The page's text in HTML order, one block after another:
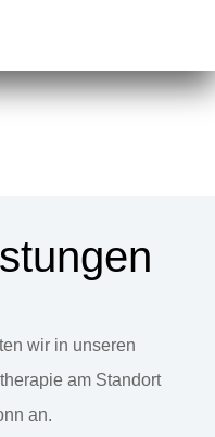
wir in unseren
am Standort
an.